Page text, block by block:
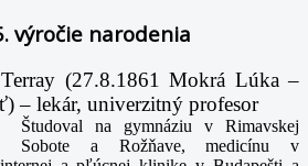
výročie narodenia
(27.8.1861 Mokrá Lúka –
– lekár, univerzitný profesor
Študoval na gymnáziu v Rimavskej
Sobote a Rožňave, medicínu v